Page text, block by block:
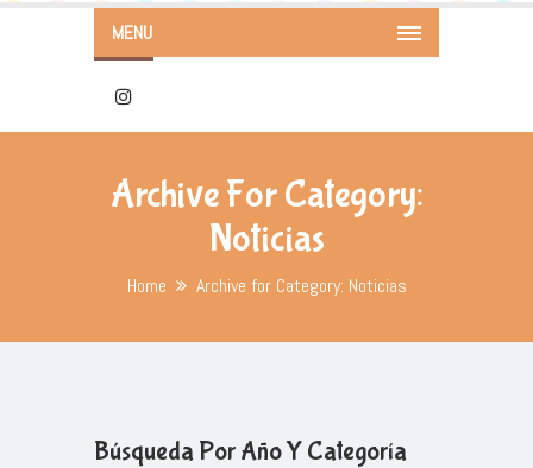
MENU
Archive For Category:
Noticias
Home Archive for Category: Noticias
Búsqueda Por Año Y Categoría